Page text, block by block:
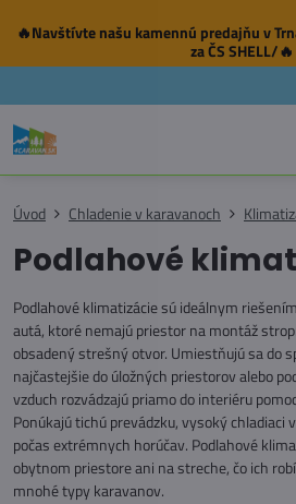
🔥Navštívte našu kamennú predajňuv
za ČS SHELL/🔥
Úvod Chladenie v karavanoch
Podlahové
Podlahové klimatizácie sú ideálnym
autá, ktoré nemajú priestor na montáž
obsadený strešný otvor. Umiestňujú sa do
najčastejšie do úložných priestorov alebo
vzduch rozvádzajú priamo do interiéru
Ponúkajú tichú prevádzku, vysoký chladiaci
počas extrémnych horúčav. Podlahové
obytnom priestore ani na streche, čo ich
mnohé typy karavanov.